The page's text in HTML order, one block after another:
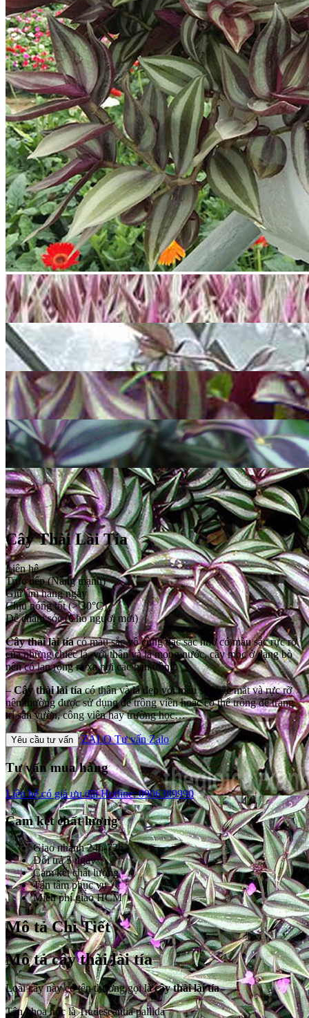
Cây Thài Lài Tía
Liên hệ
Trực tiếp (Nắng mạnh)
Giữ ẩm hàng ngày
Chịu nóng tốt (> 30°C)
Dễ chăm sóc (Cho người mới)
Cây thài lài tíacó màu sắc vô cùng đặc sắc nhờ có màu sắc rực rỡ
của những chiếc lá, với thân và lá mọng nước, cây mọc ở dạng bò
nên có lan rộng ra xa nơi các bạn trồng.
–Cây thài lài tíacó thân và lá đẹp với màu sắc bắc mắt và rực rỡ
nên thường được sử dụng để trồng viền hoặc có thể trồng để trang
trí sân vườn, công viên hay trường học…
Yêu cầu tư vấn ZALO Tư vấn Zalo
Tư vấn mua hàng
Liên hệ có giá ưu đãiHotline: 0906389990
Cam kết chất lượng
Giao nhanh 24h-72h
Đổi trả 5 ngày
Cam kết chất lượng
Tận tâm phục vụ
Miễn phí giao HCM
Mô tả Chi Tiết
Mô tả cây thài lài tía
Loài cây này có tên thường gọi làcây thài lài tía
Tên khoa học là Tradescantia pallida